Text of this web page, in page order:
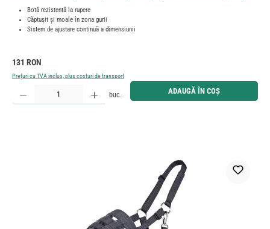
Botă rezistentă la rupere
Căptușit și moale în zona gurii
Sistem de ajustare continuă a dimensiunii
Preț obișnuit:
131 RON
Prețuri cu TVA inclus, plus costuri de transport
Cantitate produs: Introduceți cantitatea dorită sau utilizați butoanele pentru a mări sau micșora
buc. ADAUGĂ ÎN COȘ